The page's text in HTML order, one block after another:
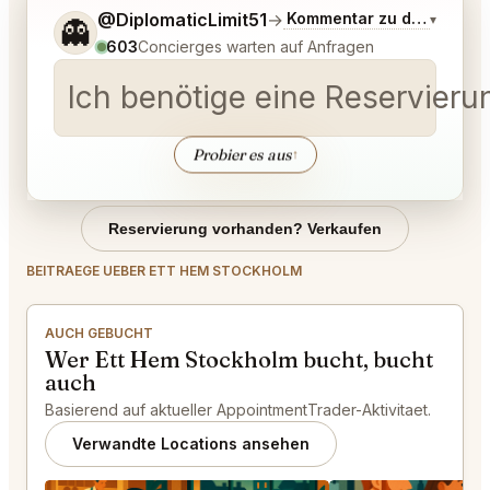
👻 @DiplomaticLimit51→ Kommentar zu den▾
603Concierges warten auf Anfragen
Ich benötige eine
Probier es aus↑
Sag mir noch etwas genauer, was du möchtest.
Reservierung vorhanden? Verkaufen
BEITRAEGE UEBER ETT HEM STOCKHOLM
AUCH GEBUCHT
Wer Ett Hem Stockholm bucht, bucht
auch
Basierend auf aktueller AppointmentTrader-Aktivitaet.
Verwandte Locations ansehen